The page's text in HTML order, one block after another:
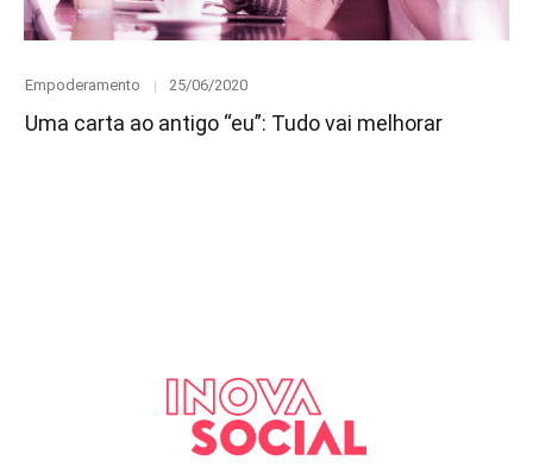
Category
Empoderamento
Posted
25/06/2020
Uma carta ao antigo “eu”: Tudo vai melhorar